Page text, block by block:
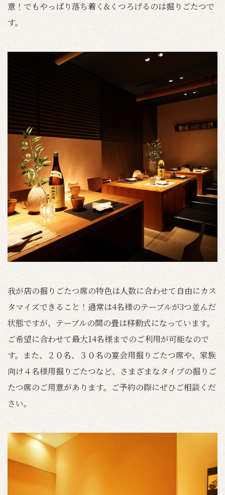
意！でもやっぱり落ち着く&くつろげるのは掘りごたつで
す。
我が店の掘りごたつ席の特色は人数に合わせて自由にカス
タマイズできること！通常は4名様のテーブルが3つ並んだ
状態ですが、テーブルの間の畳は移動式になっています。
ご希望に合わせて最大14名様までのご利用が可能なので
す。また、２０名、３０名の宴会用掘りごたつ席や、家族
向け４名様用掘りごたつなど、さまざまなタイプの掘りご
たつ席のご用意があります。ご予約の際にぜひご相談くだ
さい。